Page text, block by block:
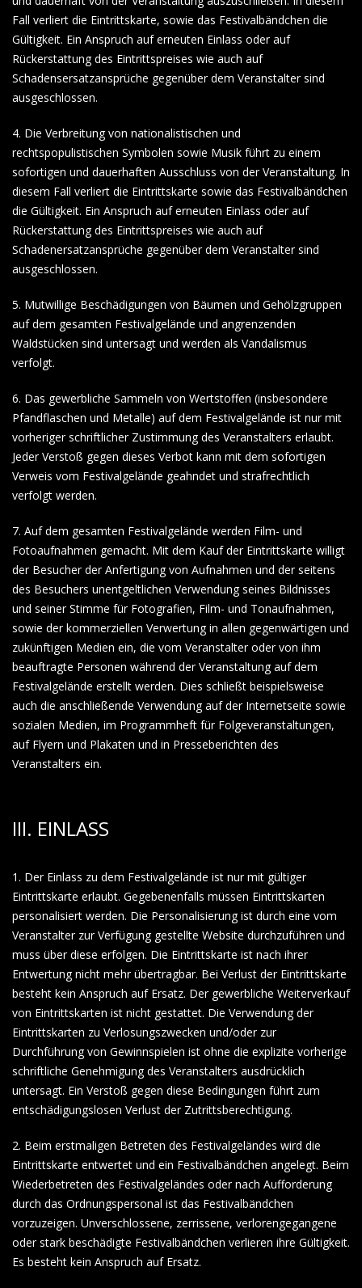
Fall verliert die Eintrittskarte, sowie das Festivalbändchen die
Gültigkeit. Ein Anspruch auf erneuten Einlass oder auf
Rückerstattung des Eintrittspreises wie auch auf
Schadensersatzansprüche gegenüber dem Veranstalter sind
ausgeschlossen.
4. Die Verbreitung von nationalistischen und
rechtspopulistischen Symbolen sowie Musik führt zu einem
sofortigen und dauerhaften Ausschluss von der Veranstaltung. In
diesem Fall verliert die Eintrittskarte sowie das Festivalbändchen
die Gültigkeit. Ein Anspruch auf erneuten Einlass oder auf
Rückerstattung des Eintrittspreises wie auch auf
Schadenersatzansprüche gegenüber dem Veranstalter sind
ausgeschlossen.
5. Mutwillige Beschädigungen von Bäumen und Gehölzgruppen
auf dem gesamten Festivalgelände und angrenzenden
Waldstücken sind untersagt und werden als Vandalismus
verfolgt.
6. Das gewerbliche Sammeln von Wertstoffen (insbesondere
Pfandflaschen und Metalle) auf dem Festivalgelände ist nur mit
vorheriger schriftlicher Zustimmung des Veranstalters erlaubt.
Jeder Verstoß gegen dieses Verbot kann mit dem sofortigen
Verweis vom Festivalgelände geahndet und strafrechtlich
verfolgt werden.
7. Auf dem gesamten Festivalgelände werden Film- und
Fotoaufnahmen gemacht. Mit dem Kauf der Eintrittskarte willigt
der Besucher der Anfertigung von Aufnahmen und der seitens
des Besuchers unentgeltlichen Verwendung seines Bildnisses
und seiner Stimme für Fotografien, Film- und Tonaufnahmen,
sowie der kommerziellen Verwertung in allen gegenwärtigen und
zukünftigen Medien ein, die vom Veranstalter oder von ihm
beauftragte Personen während der Veranstaltung auf dem
Festivalgelände erstellt werden. Dies schließt beispielsweise
auch die anschließende Verwendung auf der Internetseite sowie
sozialen Medien, im Programmheft für Folgeveranstaltungen,
auf Flyern und Plakaten und in Presseberichten des
Veranstalters ein.
III. EINLASS
1. Der Einlass zu dem Festivalgelände ist nur mit gültiger
Eintrittskarte erlaubt. Gegebenenfalls müssen Eintrittskarten
personalisiert werden. Die Personalisierung ist durch eine vom
Veranstalter zur Verfügung gestellte Website durchzuführen und
muss über diese erfolgen. Die Eintrittskarte ist nach ihrer
Entwertung nicht mehr übertragbar. Bei Verlust der Eintrittskarte
besteht kein Anspruch auf Ersatz. Der gewerbliche Weiterverkauf
von Eintrittskarten ist nicht gestattet. Die Verwendung der
Eintrittskarten zu Verlosungszwecken und/oder zur
Durchführung von Gewinnspielen ist ohne die explizite vorherige
schriftliche Genehmigung des Veranstalters ausdrücklich
untersagt. Ein Verstoß gegen diese Bedingungen führt zum
entschädigungslosen Verlust der Zutrittsberechtigung.
2. Beim erstmaligen Betreten des Festivalgeländes wird die
Eintrittskarte entwertet und ein Festivalbändchen angelegt. Beim
Wiederbetreten des Festivalgeländes oder nach Aufforderung
durch das Ordnungspersonal ist das Festivalbändchen
vorzuzeigen. Unverschlossene, zerrissene, verlorengegangene
oder stark beschädigte Festivalbändchen verlieren ihre Gültigkeit.
Es besteht kein Anspruch auf Ersatz.